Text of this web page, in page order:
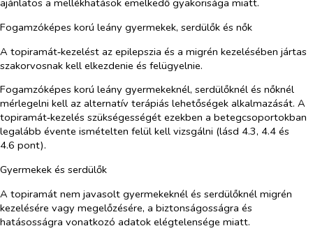
ajánlatos a mellékhatások emelkedő gyakorisága miatt.
Fogamzóképes korú leány gyermekek, serdülők és nők
A topiramát‑kezelést az epilepszia és a migrén kezelésében jártas
szakorvosnak kell elkezdenie és felügyelnie.
Fogamzóképes korú leány gyermekeknél, serdülőknél és nőknél
mérlegelni kell az alternatív terápiás lehetőségek alkalmazását. A
topiramát‑kezelés szükségességét ezekben a betegcsoportokban
legalább évente ismételten felül kell vizsgálni (lásd 4.3, 4.4 és
4.6 pont).
Gyermekek és serdülők
A topiramát nem javasolt gyermekeknél és serdülőknél migrén
kezelésére vagy megelőzésére, a biztonságosságra és
hatásosságra vonatkozó adatok elégtelensége miatt.